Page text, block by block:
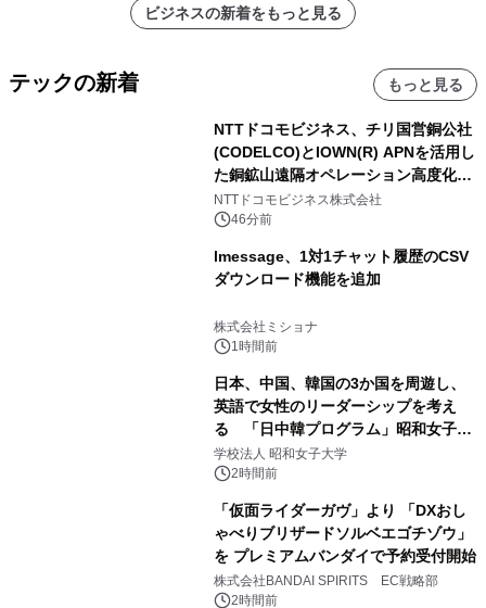
ビジネスの新着をもっと見る
テックの新着 もっと見る
NTTドコモビジネス、チリ国営銅公社
(CODELCO)とIOWN(R) APNを活用し
た銅鉱山遠隔オペレーション高度化に
向けた調査・実証を開始
NTTドコモビジネス株式会社
46分前
lmessage、1対1チャット履歴のCSV
ダウンロード機能を追加
株式会社ミショナ
1時間前
日本、中国、韓国の3か国を周遊し、
英語で女性のリーダーシップを考え
る 「日中韓プログラム」昭和女子大
学で開催
学校法人 昭和女子大学
2時間前
「仮面ライダーガヴ」より 「DXおし
ゃべりブリザードソルベエゴチゾウ」
を プレミアムバンダイで予約受付開始
株式会社BANDAI SPIRITS EC戦略部
2時間前